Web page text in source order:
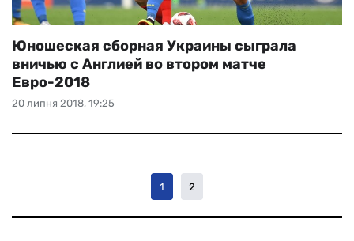
20 липня 2018, 19:25
Юношеская сборная Украины сыграла
вничью с Англией во втором матче
Евро-2018
1 2